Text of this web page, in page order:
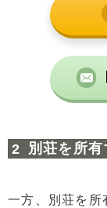
別荘を所
一方、別荘を所